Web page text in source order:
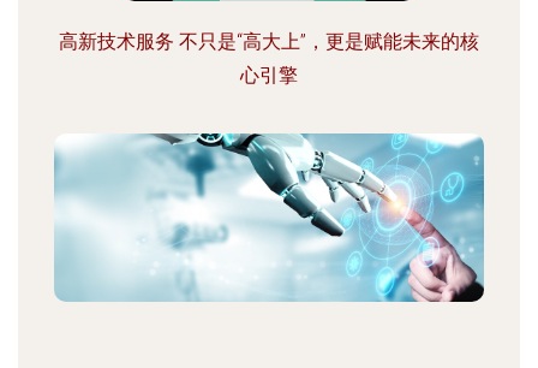
高新技术服务 不只是“高大上”，更是赋能未来的核
心引擎